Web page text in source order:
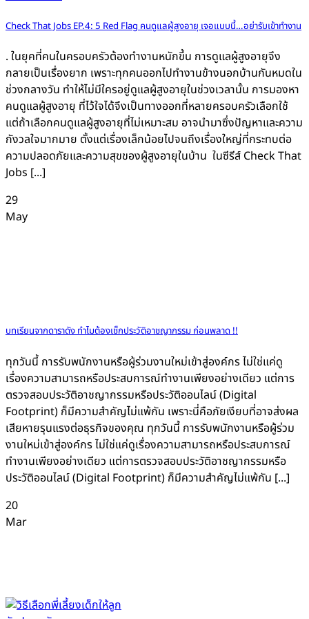
Check That Jobs EP.4: 5 Red Flag คนดูแลผู้สูงอายุ เจอแบบนี้…อย่ารับเข้าทำงาน
. ในยุคที่คนในครอบครัวต้องทำงานหนักขึ้น การดูแลผู้สูงอายุจึง
กลายเป็นเรื่องยาก เพราะทุกคนออกไปทำงานข้างนอกบ้านกันหมดใน
ช่วงกลางวัน ทำให้ไม่มีใครอยู่ดูแลผู้สูงอายุในช่วงเวลานั้น การมองหา
คนดูแลผู้สูงอายุ ที่ไว้ใจได้จึงเป็นทางออกที่หลายครอบครัวเลือกใช้
แต่ถ้าเลือกคนดูแลผู้สูงอายุที่ไม่เหมาะสม อาจนำมาซึ่งปัญหาและความ
กังวลใจมากมาย ตั้งแต่เรื่องเล็กน้อยไปจนถึงเรื่องใหญ่ที่กระทบต่อ
ความปลอดภัยและความสุขของผู้สูงอายุในบ้าน ในซีรีส์ Check That
Jobs [...]
29
May
บทเรียนจากดาราดัง ทำไมต้องเช็กประวัติอาชญากรรม ก่อนพลาด !!
ทุกวันนี้ การรับพนักงานหรือผู้ร่วมงานใหม่เข้าสู่องค์กร ไม่ใช่แค่ดู
เรื่องความสามารถหรือประสบการณ์ทำงานเพียงอย่างเดียว แต่การ
ตรวจสอบประวัติอาชญากรรมหรือประวัติออนไลน์ (Digital
Footprint) ก็มีความสำคัญไม่แพ้กัน เพราะนี่คือภัยเงียบที่อาจส่งผล
เสียหายรุนแรงต่อธุรกิจของคุณ ทุกวันนี้ การรับพนักงานหรือผู้ร่วม
งานใหม่เข้าสู่องค์กร ไม่ใช่แค่ดูเรื่องความสามารถหรือประสบการณ์
ทำงานเพียงอย่างเดียว แต่การตรวจสอบประวัติอาชญากรรมหรือ
ประวัติออนไลน์ (Digital Footprint) ก็มีความสำคัญไม่แพ้กัน [...]
20
Mar